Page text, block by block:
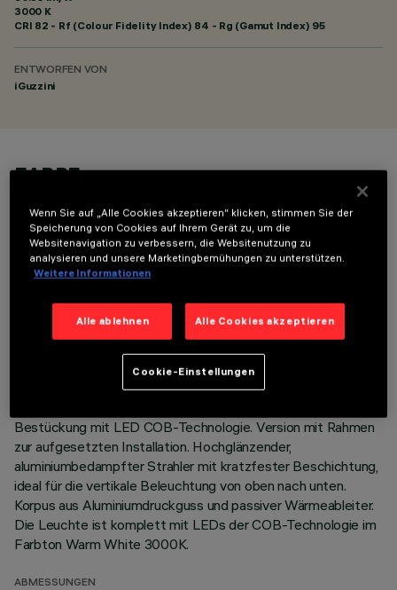
3000 K
CRI 82 - Rf (Colour Fidelity Index) 84 - Rg (Gamut Index) 95
ENTWORFEN VON
iGuzzini
FARBE
TECHNISCHE DATEN
Bestückung mit LED COB-Technologie. Version mit Rahmen
zur aufgesetzten Installation. Hochglänzender,
aluminiumbedampfter Strahler mit kratzfester Beschichtung,
ideal für die vertikale Beleuchtung von oben nach unten.
Korpus aus Aluminiumdruckguss und passiver Wärmeableiter.
Die Leuchte ist komplett mit LEDs der COB-Technologie im
Farbton Warm White 3000K.
ABMESSUNGEN
Wenn Sie auf „Alle Cookies akzeptieren“ klicken, stimmen Sie der
Speicherung von Cookies auf Ihrem Gerät zu, um die
Websitenavigation zu verbessern, die Websitenutzung zu
analysieren und unsere Marketingbemühungen zu unterstützen.
Weitere Informationen
Alle ablehnen Alle Cookies akzeptieren
Cookie-Einstellungen